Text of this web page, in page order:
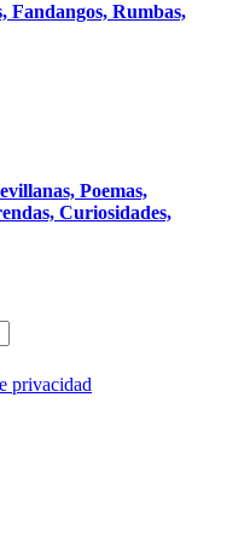
Fandangos, Rumbas,
Poemas,
Curiosidades,
privacidad